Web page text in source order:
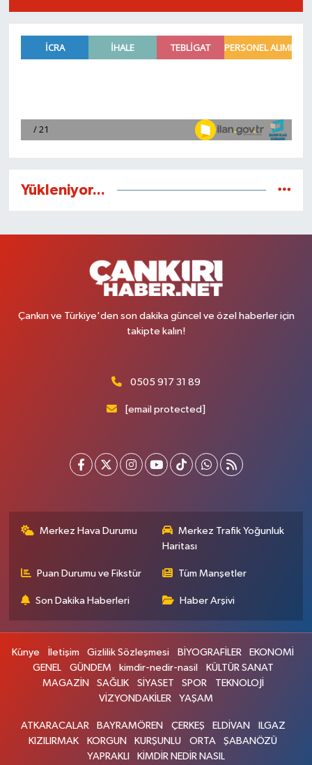
Yükleniyor...
Çankırı ve Türkiye'den son dakika güncel ve özel haberler için
takipte kalın!
0505 917 31 89
[email protected]
Merkez Hava Durumu
Merkez Trafik Yoğunluk
Haritası
Puan Durumu ve Fikstür Tüm Manşetler
Son Dakika Haberleri Haber Arşivi
Künye İletişim Gizlilik Sözleşmesi BİYOGRAFİLER
EKONOMİ
GENEL
GÜNDEM kimdir-nedir-nasil
KÜLTÜR SANAT
MAGAZİN
SAĞLIK SİYASET SPOR
TEKNOLOJİ
VİZYONDAKİLER
YAŞAM
ATKARACALAR BAYRAMÖREN ÇERKEŞ ELDİVAN
ILGAZ
KIZILIRMAK
KORGUN KURŞUNLU ORTA
ŞABANÖZÜ
YAPRAKLI
KİMDİR NEDİR NASIL